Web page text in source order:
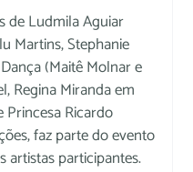
de Ludmila Aguiar
Martins, Stephanie
(Maitê Molnar e
Regina Miranda em
Ricardo
faz parte do evento
artistas participantes.